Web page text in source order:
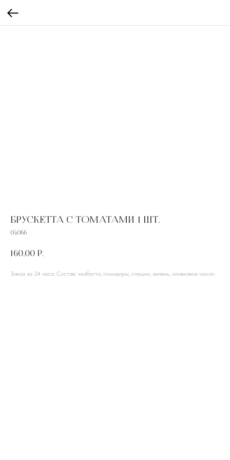
БРУСКЕТТА С ТОМАТАМИ 1 ШТ.
04066
160,00 р.
Заказ за 24 часа. Состав: чиабатта, помидоры, специи, зелень, оливковое масло